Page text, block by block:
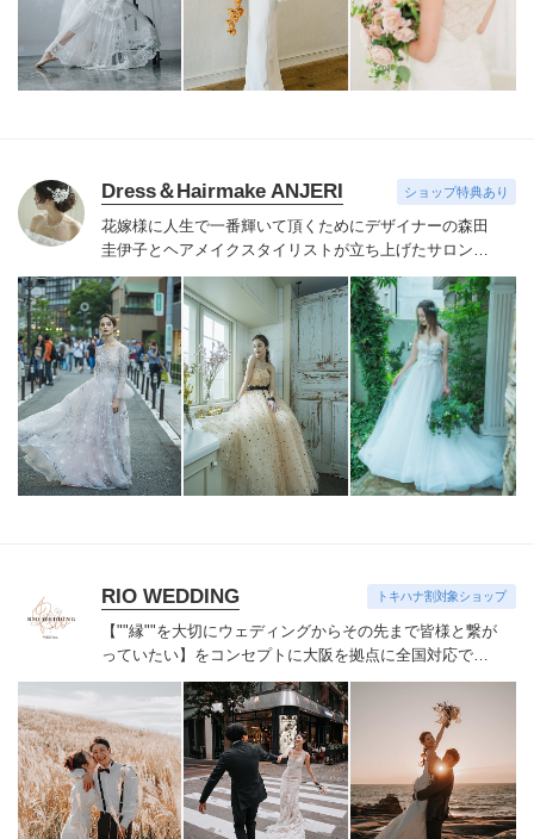
Dress＆Hairmake ANJERI ショップ特典あり
花嫁様に人生で一番輝いて頂くためにデザイナーの森田
圭伊子とヘアメイクスタイリストが立ち上げたサロン
「ANJERI」。花嫁姿をドレスだけで完成させるのでは
なく小物やアクセサリー、ヘアメイクに至るまでトータ
ルでコーディネートさせていただきます。他には無いあ
なただけのドレスオーダーや細部に至るまでのアレンジ
などご相談ください。
RIO WEDDING トキハナ割対象ショップ
【""縁""を大切にウェディングからその先まで皆様と繋が
っていたい】をコンセプトに 大阪を拠点に全国対応で活
動しています。【キャンセル規定】予約確定後~45日前:5
万円 (申込金にて相殺)44日前~15日前:プラン料金の
50%14日前~4日前:プラン料金の80%
3日前~当日:プラン
料金の100%